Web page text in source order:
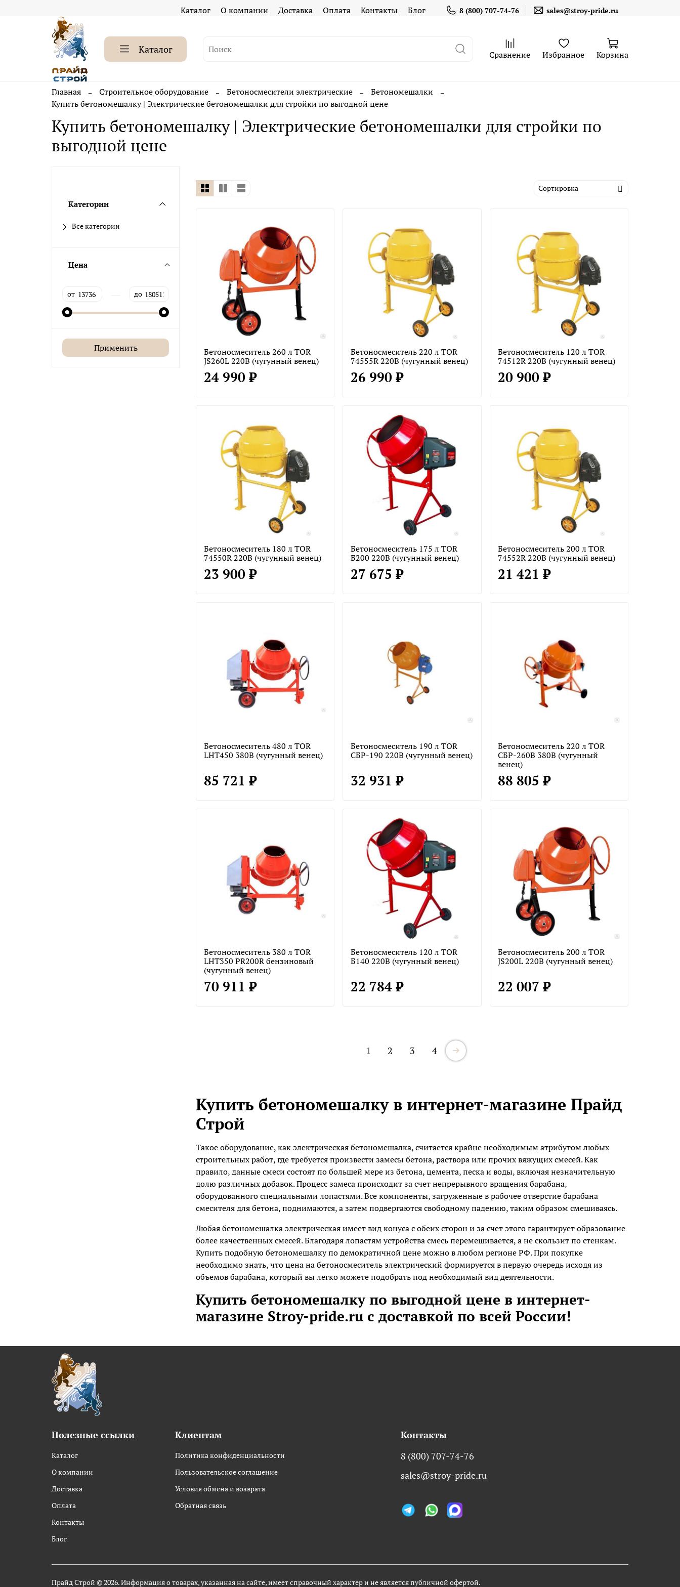
Каталог О компании Доставка Оплата Контакты Блог 8 (800) 707-74-76 sales@stroy-pride.ru
Каталог Сравнение Избранное Корзина
Главная Строительное оборудование Бетоносмесители электрические
Бетономешалки
Купить бетономешалку | Электрические бетономешалки для стройки по выгодной цене
Купить бетономешалку | Электрические бетономешалки для стройки по
выгодной цене
Бетоносмеситель 260 л TOR
JS260L 220В (чугунный венец)
24 990 ₽
Бетоносмеситель 220 л TOR
74555R 220В (чугунный венец)
26 990 ₽
Бетоносмеситель 120 л TOR
74512R 220В (чугунный венец)
20 900 ₽
Бетоносмеситель 180 л TOR
74550R 220В (чугунный венец)
23 900 ₽
Бетоносмеситель 175 л TOR
Б200 220В (чугунный венец)
27 675 ₽
Бетоносмеситель 200 л TOR
74552R 220В (чугунный венец)
21 421 ₽
Бетоносмеситель 480 л TOR
LHT450 380В (чугунный венец)
85 721 ₽
Бетоносмеситель 190 л TOR
СБР-190 220В (чугунный венец)
32 931 ₽
Бетоносмеситель 220 л TOR
СБР-260В 380В (чугунный
венец)
88 805 ₽
Бетоносмеситель 380 л TOR
LHT350 PR200R бензиновый
(чугунный венец)
70 911 ₽
Бетоносмеситель 120 л TOR
Б140 220В (чугунный венец)
22 784 ₽
Бетоносмеситель 200 л TOR
JS200L 220В (чугунный венец)
22 007 ₽
1 2 3 4
Купить бетономешалку в интернет-магазине Прайд
Строй
Такое оборудование, как электрическая бетономешалка, считается крайне необходимым атрибутом любых
строительных работ, где требуется произвести замесы бетона, раствора или прочих вяжущих смесей. Как
правило, данные смеси состоят по большей мере из бетона, цемента, песка и воды, включая незначительную
долю различных добавок. Процесс замеса происходит за счет непрерывного вращения барабана,
оборудованного специальными лопастями. Все компоненты, загруженные в рабочее отверстие барабана
смесителя для бетона, поднимаются, а затем подвергаются свободному падению, таким образом смешиваясь.
Любая бетономешалка электрическая имеет вид конуса с обеих сторон и за счет этого гарантирует образование
более качественных смесей. Благодаря лопастям устройства смесь перемешивается, а не скользит по стенкам.
Купить подобную бетономешалку по демократичной цене можно в любом регионе РФ. При покупке
необходимо знать, что цена на бетоносмеситель электрический формируется в первую очередь исходя из
объемов барабана, который вы легко можете подобрать под необходимый вид деятельности.
Купить бетономешалку по выгодной цене в интернет-
магазине Stroy-pride.ru с доставкой по всей России!
Категории
Все категории
Цена
от до
Применить
Полезные ссылки
Каталог
О компании
Доставка
Оплата
Контакты
Блог
Клиентам
Политика конфиденциальности
Пользовательское соглашение
Условия обмена и возврата
Обратная связь
Контакты
8 (800) 707-74-76
sales@stroy-pride.ru
Прайд Строй © 2026. Информация о товарах, указанная на сайте, имеет справочный характер и не является публичной офертой.